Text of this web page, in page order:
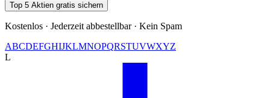
Top 5 Aktien gratis sichern
Kostenlos · Jederzeit abbestellbar · Kein Spam
ABCDEFGHIJKLMNOPQRSTUVWXYZ
L